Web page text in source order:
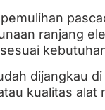
ranjang
dijangkau
kualitas alat